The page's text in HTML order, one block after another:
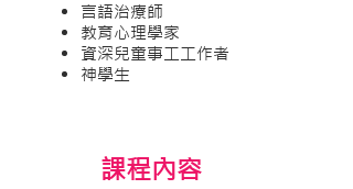
言語治療師
教育心理學家
資深兒童事工工作者
神學生
課程內容